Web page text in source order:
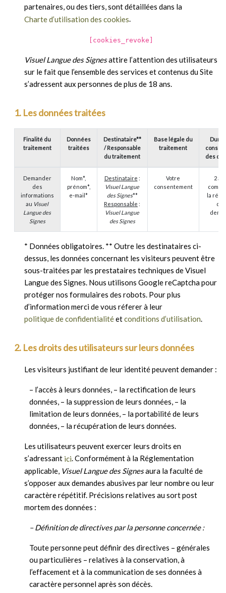
partenaires, ou des tiers, sont détaillées dans la
Charte d’utilisation des cookies.
[cookies_revoke]
Visuel Langue des Signesattire l’attention des utilisateurs
sur le fait que l’ensemble des services et contenus du Site
s’adressent aux personnes de plus de 18 ans.
1. Les données traitées
Finalité du
traitement
Données
traitées
Destinataire**
/ Responsable
du traitement
Base légale du
traitement
des
Demander
des
informations
au Visuel
Langue des
Signes
Nom*,
prénom*,
e-mail*
Destinataire :
Visuel Langue
des Signes**
Responsable :
Visuel Langue
des Signes
Votre
consentement
2
la
de
* Données obligatoires. ** Outre les destinataires ci-
dessus, les données concernant les visiteurs peuvent être
sous-traitées par les prestataires techniques de Visuel
Langue des Signes. Nous utilisons Google reCaptcha pour
protéger nos formulaires des robots. Pour plus
d’information merci de vous réferer à leur
politique de confidentialitéetconditions d’utilisation.
2. Les droits des utilisateurs sur leurs données
Les visiteurs justifiant de leur identité peuvent demander :
– l’accès à leurs données, – la rectification de leurs
données, – la suppression de leurs données, – la
limitation de leurs données, – la portabilité de leurs
données, – la récupération de leurs données.
Les utilisateurs peuvent exercer leurs droits en
s’adressant ici. Conformément à la Réglementation
applicable, Visuel Langue des Signesaura la faculté de
s’opposer aux demandes abusives par leur nombre ou leur
caractère répétitif. Précisions relatives au sort post
mortem des données :
– Définition de directives par la personne concernée :
Toute personne peut définir des directives – générales
ou particulières – relatives à la conservation, à
l’effacement et à la communication de ses données à
caractère personnel après son décès.